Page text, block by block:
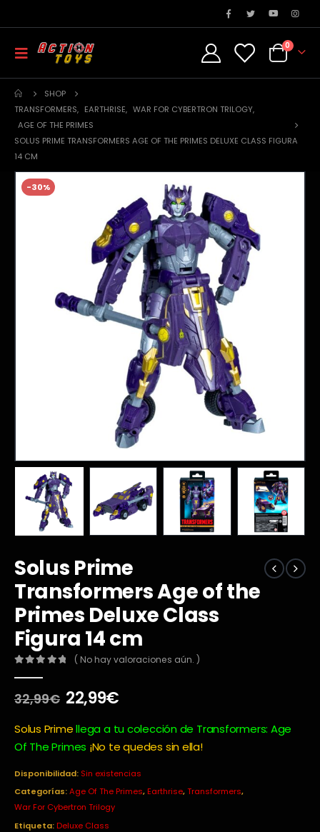
0
SHOP
TRANSFORMERS, EARTHRISE, WAR FOR CYBERTRON TRILOGY,
AGE OF THE PRIMES
SOLUS PRIME TRANSFORMERS AGE OF THE PRIMES DELUXE CLASS FIGURA
14 CM
-30%
Solus Prime
Transformers Age of the
Primes Deluxe Class
Figura 14 cm
( No hay valoraciones aún. )
32,99€ El
original
era:
22,99€El
actual
es:
22,99€.
Solus Primellega a tu colección de Transformers: Age
Of The Primes ¡No te quedes sin ella!
Disponibilidad: Sin existencias
Categorías:Age Of The Primes,Earthrise,Transformers,
War For Cybertron Trilogy
Etiqueta:Deluxe Class